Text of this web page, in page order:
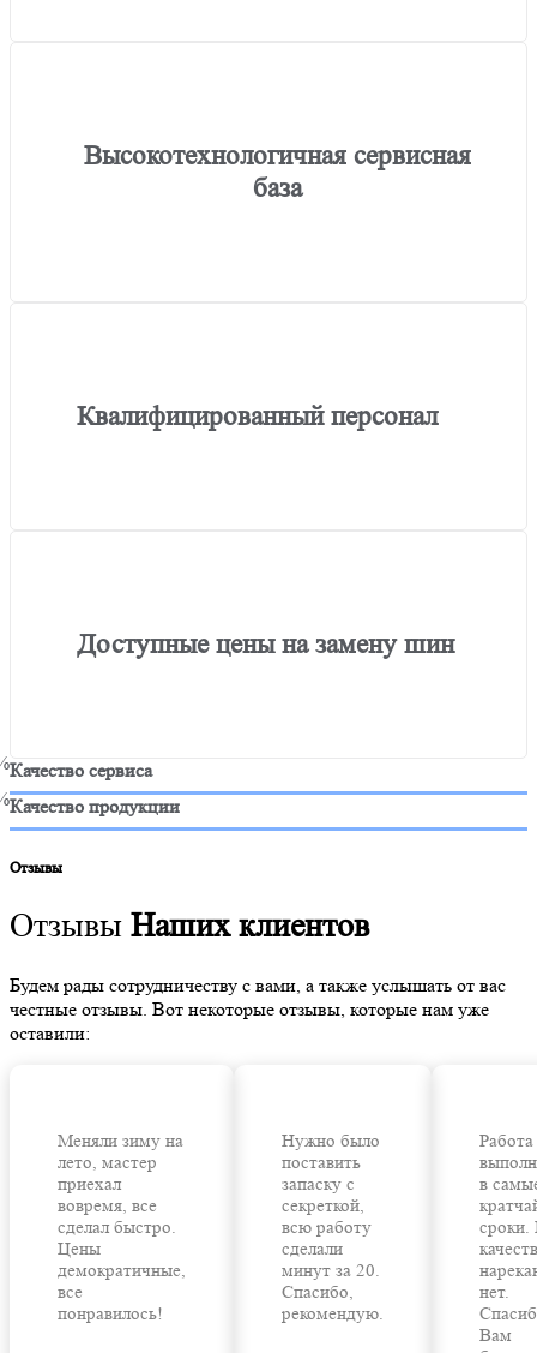
Высокотехнологичная сервисная
база
Квалифицированный персонал
Доступные цены на замену шин
Качество сервиса
Качество продукции
Отзывы
Отзывы Наших клиентов
Будем рады сотрудничеству с вами, а также услышать от вас
честные отзывы. Вот некоторые отзывы, которые нам уже
оставили:
Меняли зиму на
лето, мастер
приехал
вовремя, все
сделал быстро.
Цены
демократичные,
все
понравилось!
Нужно было
поставить
запаску с
секреткой,
всю работу
сделали
минут за 20.
Спасибо,
рекомендую.
Работа
в
сроки.
нет.
Вам